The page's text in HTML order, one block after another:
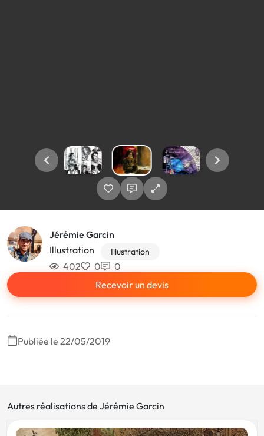
Jérémie Garcin
Illustration
Illustration
402 0
0
Recevoir un devis
Publiée le 22/05/2019
Autres réalisations de Jérémie Garcin